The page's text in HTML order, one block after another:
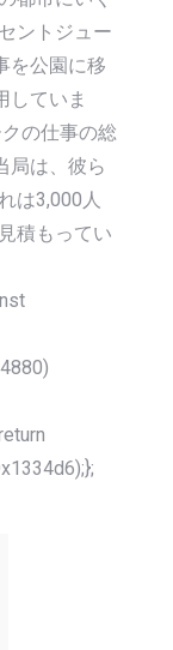
ントジュー
を公園に移
していま
の仕事の総
局は、彼ら
は3,000人
積もってい